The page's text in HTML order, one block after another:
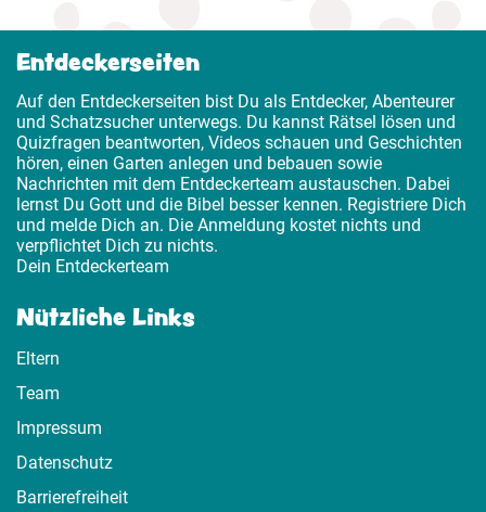
Entdeckerseiten
Auf den Entdeckerseiten bist Du als Entdecker, Abenteurer
und Schatzsucher unterwegs. Du kannst Rätsel lösen und
Quizfragen beantworten, Videos schauen und Geschichten
hören, einen Garten anlegen und bebauen sowie
Nachrichten mit dem Entdeckerteam austauschen. Dabei
lernst Du Gott und die Bibel besser kennen. Registriere Dich
und melde Dich an. Die Anmeldung kostet nichts und
verpflichtet Dich zu nichts.
Dein Entdeckerteam
Nützliche Links
Eltern
Team
Impressum
Datenschutz
Barrierefreiheit